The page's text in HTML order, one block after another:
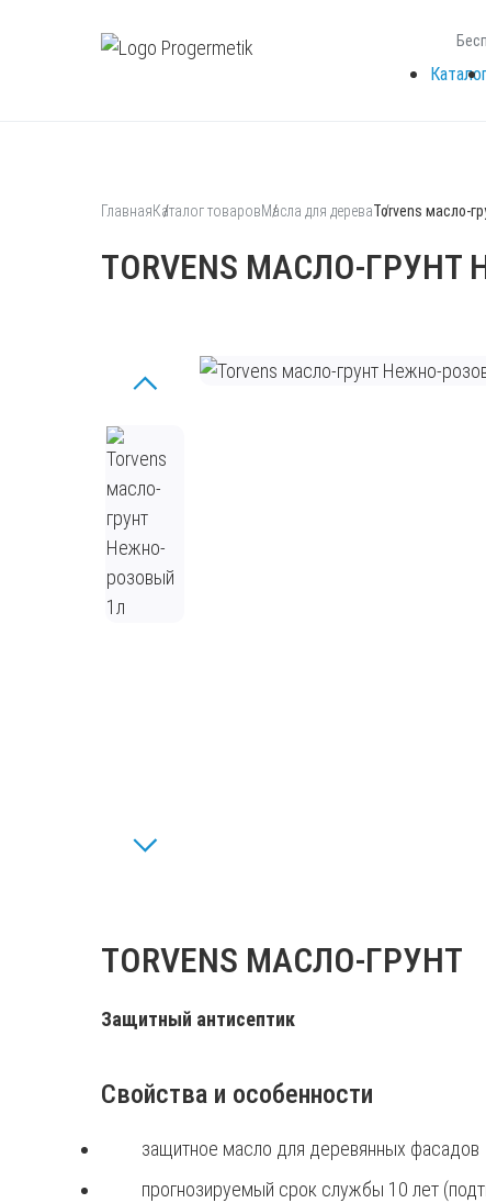
ГлавнаяКаталог товаровМасла для дереваTorvens масло-
TORVENS МАСЛО-
TORVENS МАСЛО-ГРУНТ
Защитный антисептик
Свойства и особенности
защитное масло для деревянных фасадов
прогнозируемый срок службы 10 лет